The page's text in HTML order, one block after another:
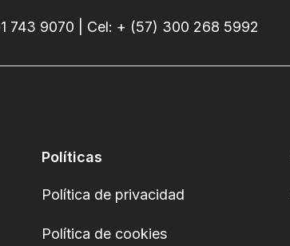
743 9070 | Cel: + (57) 300 268 5992
Políticas
Política de privacidad
Política de cookies